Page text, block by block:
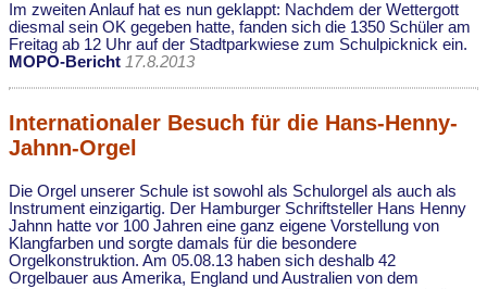
Im zweiten Anlauf hat es nun geklappt: Nachdem der Wettergott
diesmal sein OK gegeben hatte, fanden sich die 1350 Schüler am
Freitag ab 12 Uhr auf der Stadtparkwiese zum Schulpicknick ein.
MOPO-Bericht 17.8.2013
Internationaler Besuch für die Hans-Henny-
Jahnn-Orgel
Die Orgel unserer Schule ist sowohl als Schulorgel als auch als
Instrument einzigartig. Der Hamburger Schriftsteller Hans Henny
Jahnn hatte vor 100 Jahren eine ganz eigene Vorstellung von
Klangfarben und sorgte damals für die besondere
Orgelkonstruktion. Am 05.08.13 haben sich deshalb 42
Orgelbauer aus Amerika, England und Australien von dem